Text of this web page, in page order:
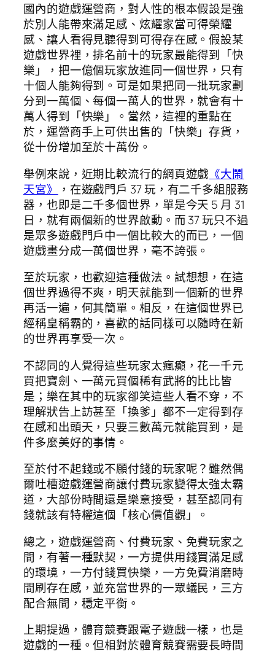
國內的遊戲運營商，對人性的根本假設是強
於別人能帶來滿足感、炫耀家當可得榮耀
感、讓人看得見聽得到可得存在感。假設某
遊戲世界裡，排名前十的玩家最能得到「快
樂」，把一億個玩家放進同一個世界，只有
十個人能夠得到。可是如果把同一批玩家劃
分到一萬個、每個一萬人的世界，就會有十
萬人得到「快樂」。當然，這裡的重點在
於，運營商手上可供出售的「快樂」存貨，
從十份增加至於十萬份。
舉例來說，近期比較流行的網頁遊戲 《大鬧
天宮》
，在遊戲門戶 37 玩，有二千多組服務
器，也即是二千多個世界，單是今天 5 月 31
日，就有兩個新的世界啟動。而 37 玩只不過
是眾多遊戲門戶中一個比較大的而已，一個
遊戲畫分成一萬個世界，毫不誇張。
至於玩家，也歡迎這種做法。試想想，在這
個世界過得不爽，明天就能到一個新的世界
再活一遍，何其簡單。相反，在這個世界已
經稱皇稱霸的，喜歡的話同樣可以隨時在新
的世界再享受一次。
不認同的人覺得這些玩家太瘋癲，花一千元
買把寶劍、一萬元買個稀有武將的比比皆
是；樂在其中的玩家卻笑這些人看不穿，不
理解狀告上訪甚至「換爹」都不一定得到存
在感和出頭天，只要三數萬元就能買到，是
件多麼美好的事情。
至於付不起錢或不願付錢的玩家呢？雖然偶
爾吐槽遊戲運營商讓付費玩家變得太強太霸
道，大部份時間還是樂意接受，甚至認同有
錢就該有特權這個「核心價值觀」。
總之，遊戲運營商、付費玩家、免費玩家之
間，有著一種默契，一方提供用錢買滿足感
的環境，一方付錢買快樂，一方免費消磨時
間刷存在感，並充當世界的一眾蟻民，三方
配合無間，穩定平衡。
上期提過，體育競賽跟電子遊戲一樣，也是
遊戲的一種。但相對於體育競賽需要長時間